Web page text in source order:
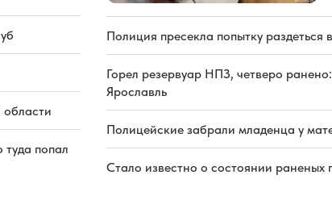
попал
Полиция пресекла попытку раздеться
Горел резервуар НПЗ, четверо
Ярославль
Полицейские забрали младенца у
Стало известно о состоянии